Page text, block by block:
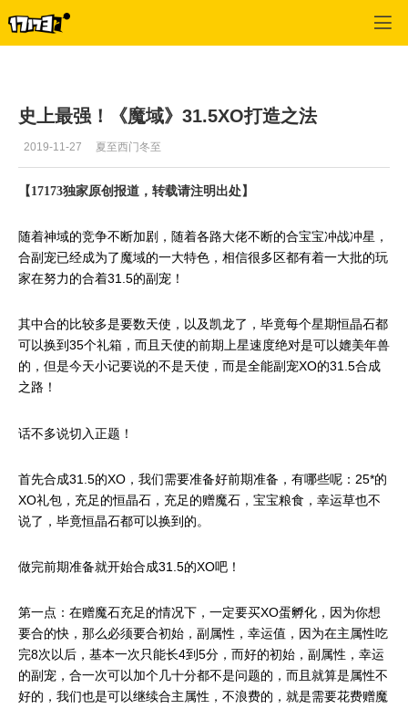
史上最强！《魔域》31.5XO打造之法
2019-11-27 夏至西门冬至
【17173独家原创报道，转载请注明出处】
随着神域的竞争不断加剧，随着各路大佬不断的合宝宝冲战冲星，
合副宠已经成为了魔域的一大特色，相信很多区都有着一大批的玩
家在努力的合着31.5的副宠！
其中合的比较多是要数天使，以及凯龙了，毕竟每个星期恒晶石都
可以换到 35个礼箱，而且天使的前期上星速度绝对是可以媲美年兽
的，但是今天小记要说的不是天使，而是全能副宠XO的31.5合成
之路！
话不多说切入正题！
首先合成31.5的XO，我们需要准备好前期准备，有哪些呢：25*的
XO礼包，充足的恒晶石，充足的赠魔石，宝宝粮食，幸运草也不
说了，毕竟恒晶石都可以换到的。
做完前期准备就开始合成31.5的XO吧！
第一点：在赠魔石充足的情况下，一定要买XO蛋孵化，因为你想
要合的快，那么必须要合初始，副属性，幸运值，因为在主属性吃
完8次以后，基本一次只能长4到5分，而好的初始，副属性，幸运
的副宠，合一次可以加个几十分都不是问题的，而且就算是属性不
好的，我们也是可以继续合主属性，不浪费的，就是需要花费赠魔